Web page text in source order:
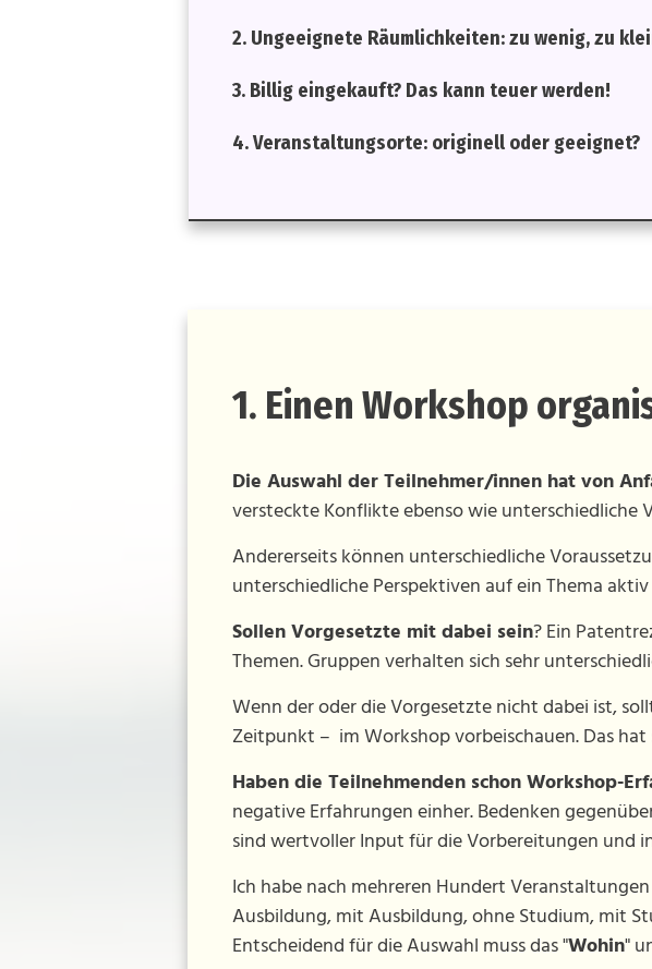
2. Ungeeignete Räumlichkeiten: zu wenig, zu
3. Billig eingekauft? Das kann teuer werden!
4. Veranstaltungsorte: originell oder geeignet?
1. Einen Workshop
Die Auswahl der Teilnehmer/innen hat von
versteckte Konflikte ebenso wie unterschiedliche
Andererseits können unterschiedliche
unterschiedliche Perspektiven auf ein Thema
Sollen Vorgesetzte mit dabei sein? Ein
Themen. Gruppen verhalten sich sehr
Wenn der oder die Vorgesetzte nicht dabei ist,
Zeitpunkt – im Workshop vorbeischauen. Das
Haben die Teilnehmenden schon Workshop-
negative Erfahrungen einher. Bedenken
sind wertvoller Input für die Vorbereitungen und
Ich habe nach mehreren Hundert
Ausbildung, mit Ausbildung, ohne Studium, mit
Entscheidend für die Auswahl muss das "Wohin"